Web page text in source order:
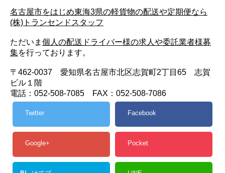
名古屋市をはじめ東海3県の軽貨物の配送や定期便なら
(株)トランセンドスタッフ
ただいま 個人の配送ドライバー様の求人や委託業者様募
集を行っております。
〒462-0037 愛知県名古屋市北区志賀町2丁目65 志賀
ビル１階
電話：052-508-7085 FAX：052-508-7086
Twitter Facebook
Google+ Pocket